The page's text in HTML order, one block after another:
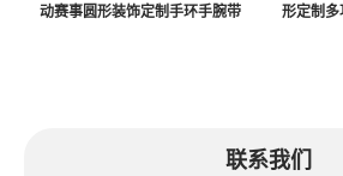
动赛事圆形装饰定制手环手腕带
形定制
联系我们